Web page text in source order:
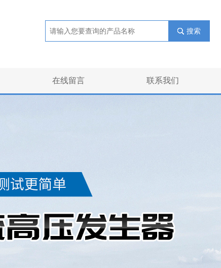
搜索
在线留言 联系我们